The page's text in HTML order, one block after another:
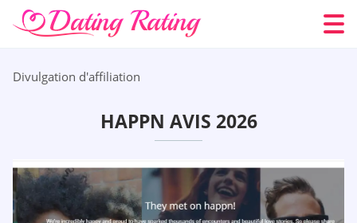
Divulgation d'affiliation
HAPPN AVIS 2026